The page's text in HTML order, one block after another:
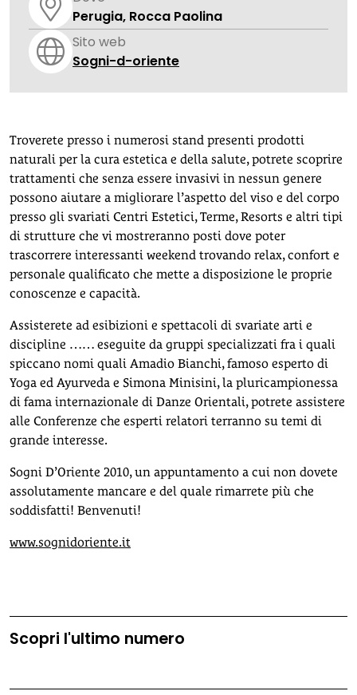
Perugia, Rocca Paolina
Sito web
Sogni-d-oriente
Troverete presso i numerosi stand presenti prodotti
naturali per la cura estetica e della salute, potrete scoprire
trattamenti che senza essere invasivi in nessun genere
possono aiutare a migliorare l’aspetto del viso e del corpo
presso gli svariati Centri Estetici, Terme, Resorts e altri tipi
di strutture che vi mostreranno posti dove poter
trascorrere interessanti weekend trovando relax, confort e
personale qualificato che mette a disposizione le proprie
conoscenze e capacità.
Assisterete ad esibizioni e spettacoli di svariate arti e
discipline …… eseguite da gruppi specializzati fra i quali
spiccano nomi quali Amadio Bianchi, famoso esperto di
Yoga ed Ayurveda e Simona Minisini, la pluricampionessa
di fama internazionale di Danze Orientali, potrete assistere
alle Conferenze che esperti relatori terranno su temi di
grande interesse.
Sogni D’Oriente 2010, un appuntamento a cui non dovete
assolutamente mancare e del quale rimarrete più che
soddisfatti! Benvenuti!
www.sognidoriente.it
Scopri l'ultimo numero